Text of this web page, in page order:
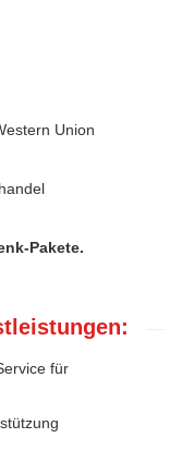
Union
Pakete.
für